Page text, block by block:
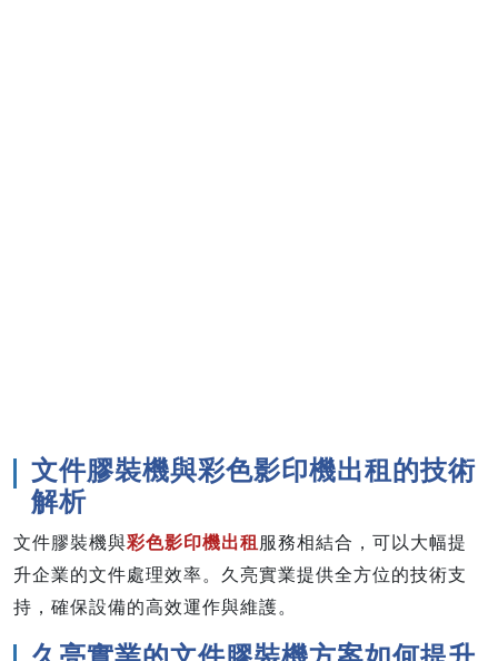
文件膠裝機與彩色影印機出租的技術
解析
文件膠裝機與彩色影印機出租 服務相結合，可以大幅提
升企業的文件處理效率。久亮實業提供全方位的技術支
持，確保設備的高效運作與維護。